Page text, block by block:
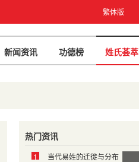
繁体版
新闻资讯 功德榜 姓氏荟萃
热门资讯
1
当代易姓的迁徙与分布